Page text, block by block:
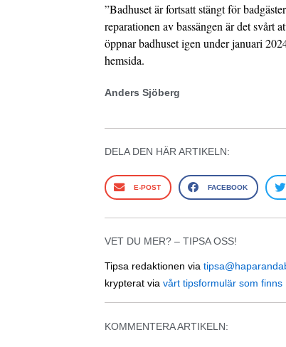
”Badhuset är fortsatt stängt för
reparationen av bassängen är det svårt
öppnar badhuset igen under januari
hemsida.
Anders Sjöberg
DELA DEN HÄR ARTIKELN:
E-POST FACEBOOK
VET DU MER? – TIPSA OSS!
Tipsa redaktionen via
krypterat via vårt tipsformulär som finns
KOMMENTERA ARTIKELN: